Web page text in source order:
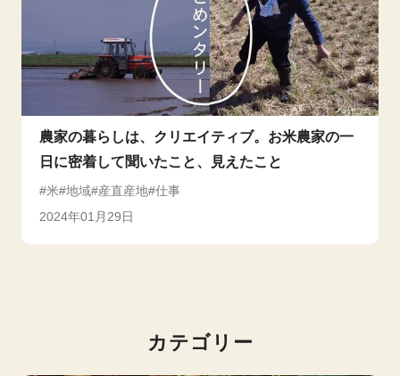
生協の宅配パルシステム
農家の暮らしは、クリエイティブ。お米農家の一
日に密着して聞いたこと、見えたこと
米 地域 産直産地 仕事
2024年01月29日
カテゴリー